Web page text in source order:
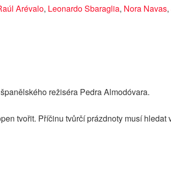
Arévalo, Leonardo Sbaraglia, Nora Navas,
režiséra Pedra Almodóvara.
tvořit. Příčinu tvůrčí prázdnoty musí